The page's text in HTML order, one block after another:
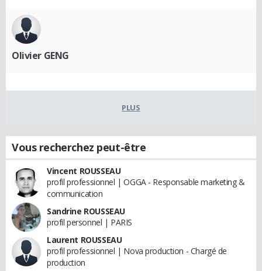
Olivier GENG
PLUS
Vous recherchez peut-être
Vincent ROUSSEAU
profil professionnel | OGGA - Responsable marketing &
communication
Sandrine ROUSSEAU
profil personnel | PARIS
Laurent ROUSSEAU
profil professionnel | Nova production - Chargé de
production